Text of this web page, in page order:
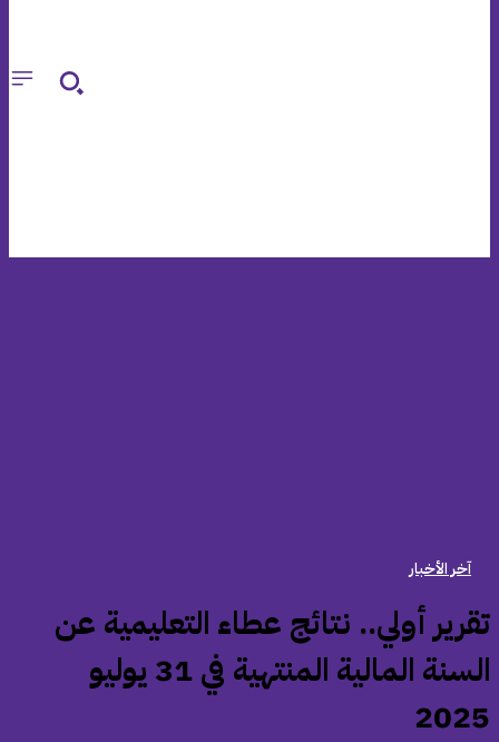
آخر الأخبار
أولي.. نتائج عطاء التعليمية عن
السنة المالية المنتهية في 31 يوليو